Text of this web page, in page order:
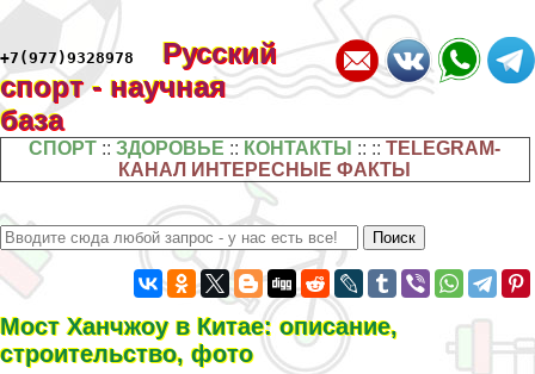
+7(977)9328978
Русский
спорт - научная
база
СПОРТ ::ЗДОРОВЬЕ :: КОНТАКТЫ :: ::TELEGRAM-
КАНАЛ ИНТЕРЕСНЫЕ ФАКТЫ
Мост Ханчжоу в Китае: описание,
строительство, фото